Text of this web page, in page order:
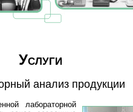
Услуги
анализ продукции
лабораторной